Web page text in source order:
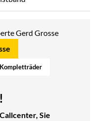
Sie